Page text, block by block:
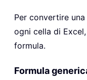
Per convertire
ogni cella di
formula.
Formula